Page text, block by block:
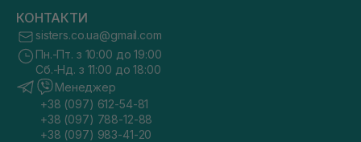
КОНТАКТИ
sisters.co.ua@gmail.com
Пн.-Пт. з 10:00 до 19:00
Сб.-Нд. з 11:00 до 18:00
Менеджер
+38 (097) 612-54-81
+38 (097) 788-12-88
+38 (097) 983-41-20